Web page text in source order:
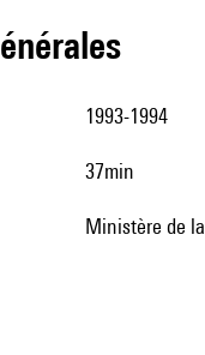
1993-1994
37min
ministère de